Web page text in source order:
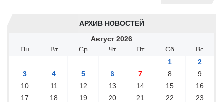
АРХИВ НОВОСТЕЙ
Август 2026
Пн
Вт Ср Чт Пт Сб
Вс
1
2
3
4 5 6 7 8
9
10
11 12 13 14 15
16
17
18 19 20 21 22
23